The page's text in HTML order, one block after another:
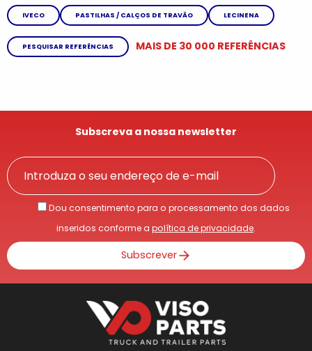
IVECO PASTILHAS / CALÇOS DE TRAVÃO LECINENA
PESQUISAR REFERÊNCIAS MAIS DE 30 000 REFERÊNCIAS
Subscreva a nossa newsletter
Dou consentimento para o processamento dos dados
inseridos conforme a política de privacidade.
Subscrever